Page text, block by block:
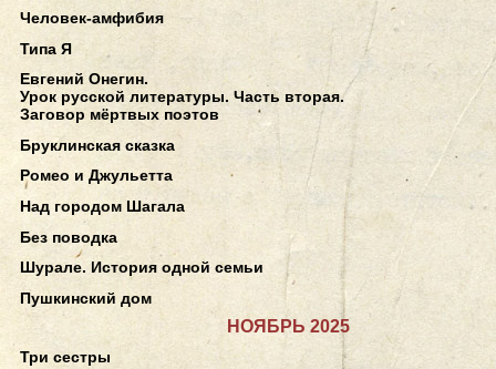
Человек-амфибия
Типа Я
Евгений Онегин.
Урок русской литературы. Часть вторая.
Заговор мёртвых поэтов
Бруклинская сказка
Ромео и Джульетта
Над городом Шагала
Без поводка
Шурале. История одной семьи
Пушкинский дом
НОЯБРЬ 2025
Три сестры